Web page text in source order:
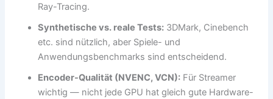
Ray-Tracing.
Synthetische vs. reale Tests: 3DMark, Cinebench
etc. sind nützlich, aber Spiele- und
Anwendungsbenchmarks sind entscheidend.
Encoder-Qualität (NVENC, VCN): Für Streamer
wichtig — nicht jede GPU hat gleich gute Hardware-